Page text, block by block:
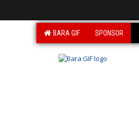
BARA GIF SPONSOR